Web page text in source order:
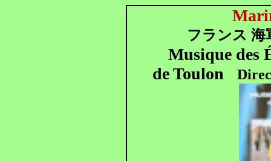
フランス 海
Musique des
de Toulon